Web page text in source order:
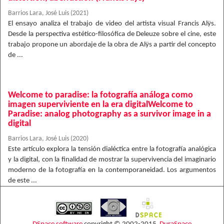
Barrios Lara, José Luis (2021)
El ensayo analiza el trabajo de video del artista visual Francis Alÿs.
Desde la perspectiva estético-filosófica de Deleuze sobre el cine, este
trabajo propone un abordaje de la obra de Alÿs a partir del concepto
de ...
Welcome to paradise: la fotografía análoga como
imagen superviviente en la era digitalWelcome to
Paradise: analog photography as a survivor image in a
digital
Barrios Lara, José Luis (2020)
Este artículo explora la tensión dialéctica entre la fotografía analógica
y la digital, con la finalidad de mostrar la supervivencia del imaginario
moderno de la fotografía en la contemporaneidad. Los argumentos
de este ...